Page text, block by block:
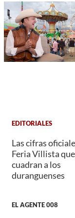
EDITORIALES
Las cifras
Feria Villista
cuadran a los
duranguenses
EL AGENTE 008